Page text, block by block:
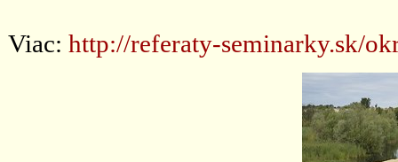
Viac: http://referaty-seminarky.sk/